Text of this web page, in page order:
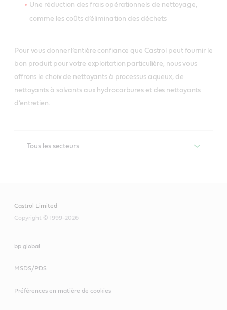
Une réduction des frais opérationnels de nettoyage,
comme les coûts d’élimination des déchets
Pour vous donner l’entière confiance que Castrol peut fournir le
bon produit pour votre exploitation particulière, nous vous
offrons le choix de nettoyants à processus aqueux, de
nettoyants à solvants aux hydrocarbures et des nettoyants
d’entretien.
Tous les secteurs
d’équipement de nettoyage et des solutions d’entretien
qui aident à réduire vos frais, à améliorer la productivité
Castrol Limited
Copyright © 1999-2026
bp global
MSDS/PDS
Préférences en matière de cookies